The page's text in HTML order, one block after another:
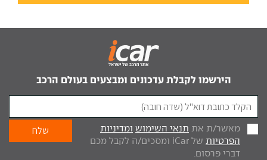
הירשמו לקבלת עדכונים ומבצעים בעולם הרכב
מאשר/ת את תנאי השימוש ומדיניות
הפרטיות
של iCar ומסכים/ה לקבל מכם
דברי פרסום.